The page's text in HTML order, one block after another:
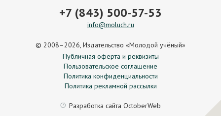
+7 (843) 500-57-53
info@moluch.ru
© 2008–2026, Издательство «Молодой учёный»
Публичная оферта и реквизиты
Пользовательское соглашение
Политика конфиденциальности
Политика рекламной рассылки
Разработка сайта OctoberWeb